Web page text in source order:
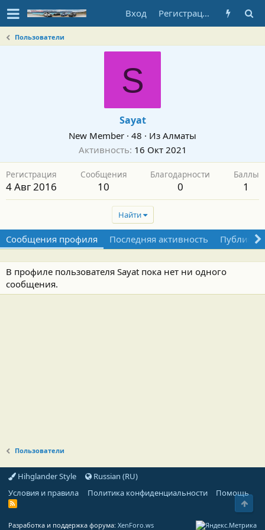
Вход Регистрация
Пользователи
S
Sayat
New Member · 48 · Из Алматы
Активность 16 Окт 2021
Регистрация
4 Авг 2016
Сообщения
10
Благодарности
0
Баллы
1
Найти
Сообщения профиля Последняя активность
В профиле пользователя Sayat пока нет ни одного
сообщения.
Пользователи
Hihglander Style
Russian (RU)
Условия и правила
Политика конфиденциальности Помощь
R
Разработка и поддержка форума: XenForo.ws